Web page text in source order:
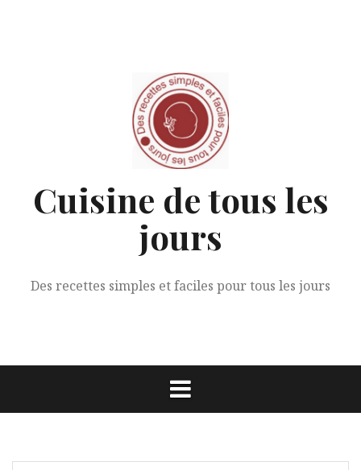
Cuisine de tous les
jours
Des recettes simples et faciles pour tous les jours